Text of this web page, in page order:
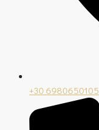
+30 6980650105